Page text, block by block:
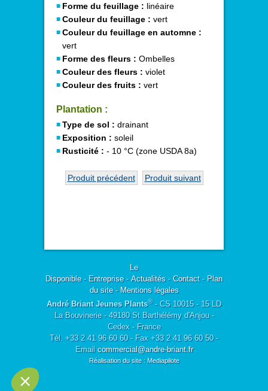
Forme du feuillage : linéaire
Couleur du feuillage : vert
Couleur du feuillage en automne :
vert
Forme des fleurs : Ombelles
Couleur des fleurs : violet
Couleur des fruits : vert
Plantation :
Type de sol : drainant
Exposition : soleil
Rusticité : - 10 °C (zone USDA 8a)
Produit précédent Produit suivant
Le
Disponible- Entreprise- Actualités - Contact- Plan
du site- Mentions légales
André Briant Jeunes Plants®- CS 10015 - 15 LD
La Bouvinerie - 49180 St Barthélémy d'Anjou -
Cedex - France
Tél. +33 2 41 96 60 60 - Fax +33 2 41 96 60 50 -
Email commercial@andre-briant.fr
Réalisation du site : Mediapilote